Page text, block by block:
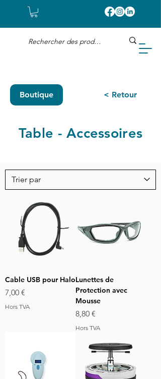
Boutique < Retour
Table - Accessoires
Cable USB pour Halo
Prix
7,00 €
Hors TVA
Lunettes de
Protection avec
Mousse
Prix
8,80 €
Hors TVA